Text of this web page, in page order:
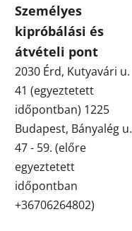
Személyes
kipróbálási és
átvételi pont
2030 Érd, Kutyavári u.
41 (egyeztetett
időpontban) 1225
Budapest, Bányalég u.
47 - 59. (előre
egyeztetett
időpontban
+36706264802)